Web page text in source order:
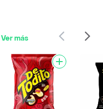
Ver más